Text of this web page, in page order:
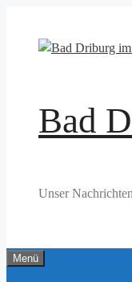
springen
Bad
Unser
Menü